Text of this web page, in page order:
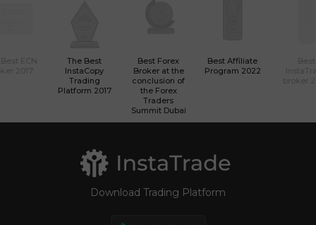
The Best
InstaCopy
Trading
Platform 2017
Best Forex
Broker at the
conclusion of
the Forex
Traders
Summit Dubai
Best Affiliate
Program 2022
Download Trading Platform